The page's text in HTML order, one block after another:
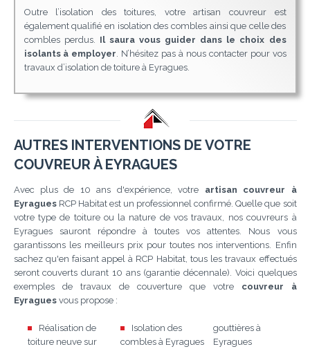
Outre l’isolation des toitures, votre artisan couvreur est
également qualifié en isolation des combles ainsi que celle des
combles perdus. Il saura vous guider dans le choix des
isolants à employer. N’hésitez pas à nous contacter pour vos
travaux d’isolation de toiture à Eyragues.
AUTRES INTERVENTIONS DE VOTRE
COUVREUR À EYRAGUES
Avec plus de 10 ans d'expérience, votre artisan couvreur à
EyraguesRCP Habitat est un professionnel confirmé. Quelle que soit
votre type de toiture ou la nature de vos travaux, nos couvreurs à
Eyragues sauront répondre à toutes vos attentes. Nous vous
garantissons les meilleurs prix pour toutes nos interventions. Enfin
sachez qu'en faisant appel à RCP Habitat, tous les travaux effectués
seront couverts durant 10 ans (garantie décennale). Voici quelques
exemples de travaux de couverture que votre couvreur à
Eyraguesvous propose :
Réalisation de
toiture neuve sur
Isolation des
combles à Eyragues
gouttières à
Eyragues